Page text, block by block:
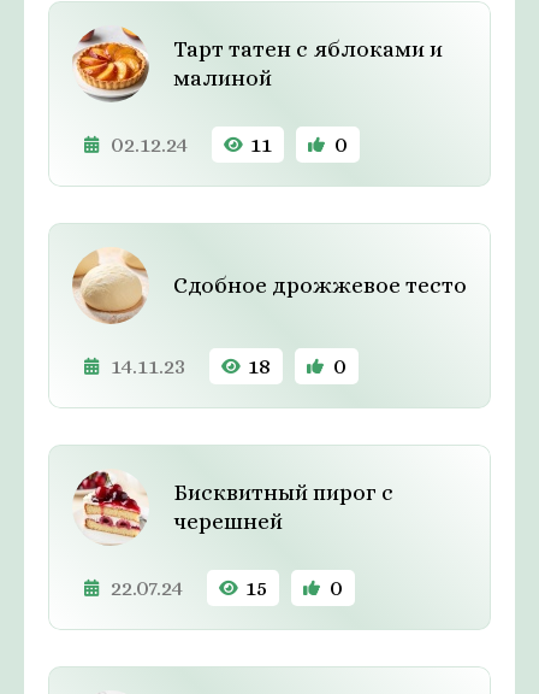
Тарт татен с яблоками и
малиной
02.12.24 11 0
Сдобное дрожжевое тесто
14.11.23 18 0
Бисквитный пирог с
черешней
22.07.24 15 0